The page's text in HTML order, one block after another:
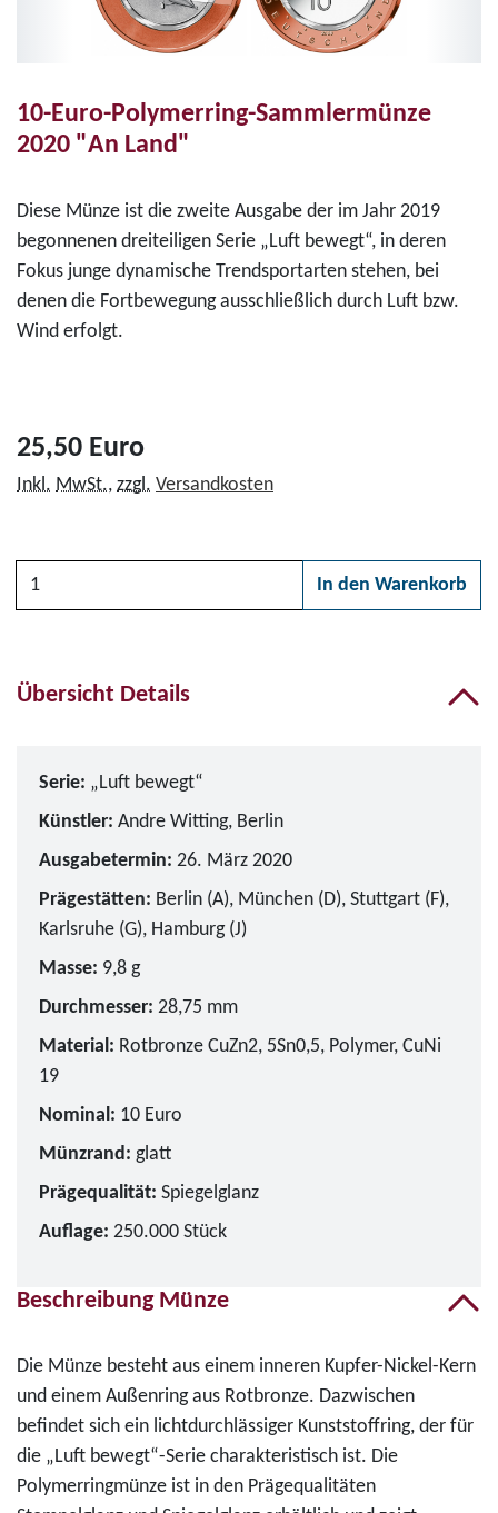
10-Euro-Polymerring-Sammlermünze
2020 "An Land"
Diese Münze ist die zweite Ausgabe der im Jahr 2019
begonnenen dreiteiligen Serie „Luft bewegt“, in deren
Fokus junge dynamische Trendsportarten stehen, bei
denen die Fortbewegung ausschließlich durch Luft bzw.
Wind erfolgt.
25,50 Euro
Inkl. MwSt., zzgl. Versandkosten
Anzahl
In den Warenkorb
Übersicht Details
Serie: „Luft bewegt“
Künstler: Andre Witting, Berlin
Ausgabetermin: 26. März 2020
Prägestätten: Berlin (A), München (D), Stuttgart (F),
Karlsruhe (G), Hamburg (J)
Masse: 9,8 g
Durchmesser: 28,75 mm
Material: Rotbronze CuZn2, 5Sn0,5, Polymer, CuNi
19
Nominal: 10 Euro
Münzrand: glatt
Prägequalität: Spiegelglanz
Auflage: 250.000 Stück
Beschreibung Münze
Die Münze besteht aus einem inneren Kupfer-Nickel-Kern
und einem Außenring aus Rotbronze. Dazwischen
befindet sich ein lichtdurchlässiger Kunststoffring, der für
die „Luft bewegt“-Serie charakteristisch ist. Die
Polymerringmünze ist in den Prägequalitäten